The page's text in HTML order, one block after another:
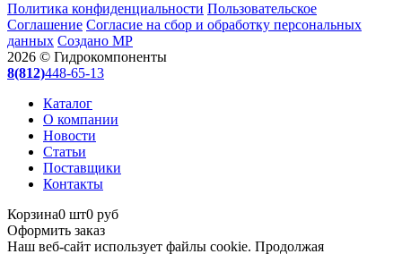
Политика конфиденциальности Пользовательское
Соглашение Согласие на сбор и обработку персональных
данных Создано МР
2026 © Гидрокомпоненты
8(812)448-65-13
Каталог
О компании
Новости
Статьи
Поставщики
Контакты
Корзина0 шт0 руб
Оформить заказ
Наш веб-сайт использует файлы cookie. Продолжая